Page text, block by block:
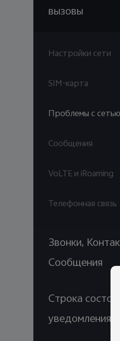
вызовы
Настройки сети
SIM-карта
Проблемы с сетью
Сообщения
VoLTE и iRoaming
Телефонная связь
Звонки,
Сообщения
Строка
уведомления